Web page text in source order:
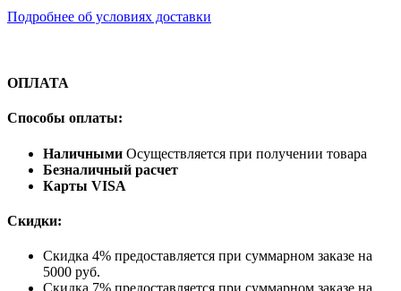
Подробнее об условиях доставки
ОПЛАТА
Способы оплаты:
Наличными Осуществляется при получении товара
Безналичный расчет
Карты VISA
Скидки:
Скидка 4% предоставляется при суммарном заказе на
5000 руб.
Скидка 7% предоставляется при суммарном заказе на